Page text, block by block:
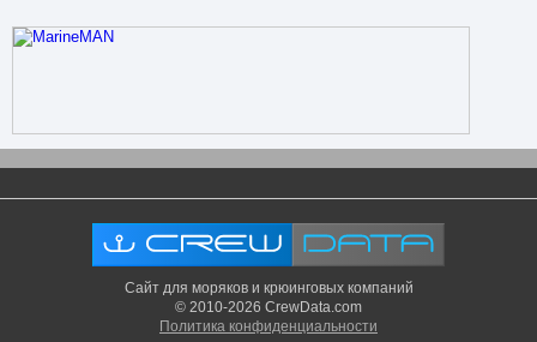
Сайт для моряков и крюинговых компаний
© 2010-2026 CrewData.com
Политика конфиденциальности